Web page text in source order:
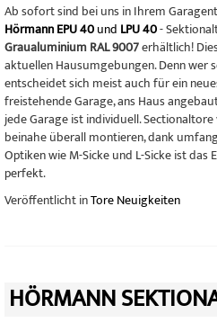
Ab sofort sind bei uns in Ihrem
Hörmann EPU 40und LPU 40-
Graualuminium RAL 9007erhältlich!
aktuellen Hausumgebungen. Denn wer
entscheidet sich meist auch für ein
freistehende Garage, ans Haus
jede Garage ist individuell.
beinahe überall montieren, dank
Optiken wie M-Sicke und L-Sicke ist
perfekt.
Veröffentlicht inTore Neuigkeiten
HÖRMANN